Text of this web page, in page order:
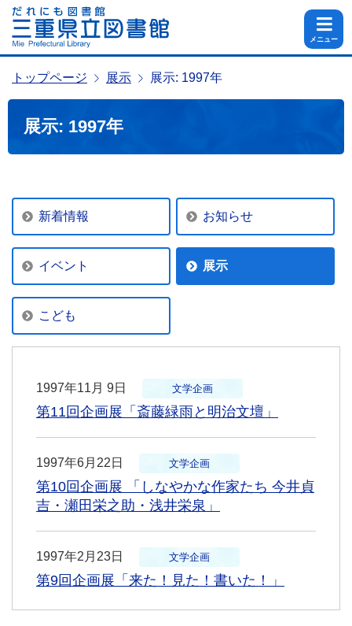
メニュー
トップページ 展示 展示: 1997年
展示: 1997年
新着情報 お知らせ
イベント 展示
こども
1997年11月 9日 文学企画
第11回企画展「斎藤緑雨と明治文壇」
1997年6月22日 文学企画
第10回企画展 「しなやかな作家たち 今井貞
吉・瀬田栄之助・浅井栄泉」
1997年2月23日 文学企画
第9回企画展「来た！見た！書いた！」